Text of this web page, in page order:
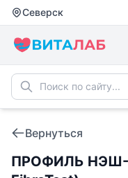
Северск
Вернуться
ПРОФИЛЬ НЭШ-